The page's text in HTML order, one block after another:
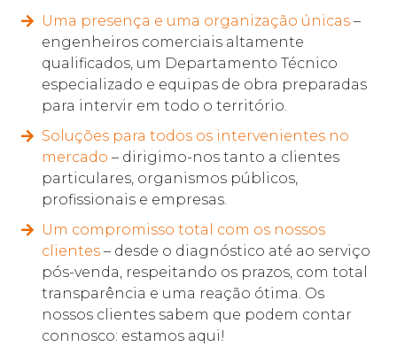
Uma presença e uma organização únicas –
engenheiros comerciais altamente
qualificados, um Departamento Técnico
especializado e equipas de obra preparadas
para intervir em todo o território.
Soluções para todos os intervenientes no
mercado – dirigimo-nos tanto a clientes
particulares, organismos públicos,
profissionais e empresas.
Um compromisso total com os nossos
clientes – desde o diagnóstico até ao serviço
pós-venda, respeitando os prazos, com total
transparência e uma reação ótima. Os
nossos clientes sabem que podem contar
connosco: estamos aqui!